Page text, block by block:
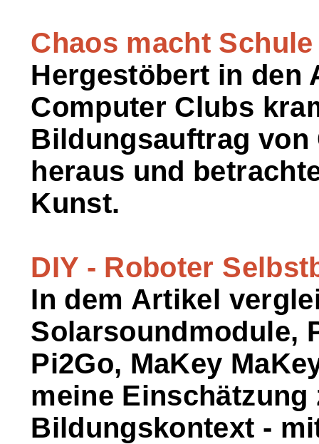
Chaos macht
Hergestöbert in den
Computer Clubs
Bildungsauftrag von
heraus und
Kunst.
DIY - Roboter
In dem Artikel
Solarsoundmodule,
Pi2Go, MaKey
meine
Bildungskontext -